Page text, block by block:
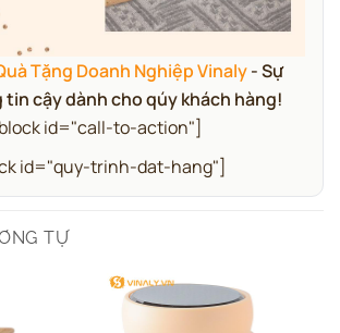
Tặng Doanh Nghiệp Vinaly- Sự
tin cậy dành cho qúy khách hàng!
id="call-to-action"]
id="quy-trinh-dat-hang"]
TỰ